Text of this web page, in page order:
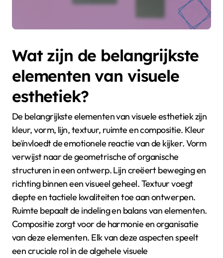
Wat zijn de belangrijkste
elementen van visuele
esthetiek?
De belangrijkste elementen van visuele esthetiek zijn
kleur, vorm, lijn, textuur, ruimte en compositie. Kleur
beïnvloedt de emotionele reactie van de kijker. Vorm
verwijst naar de geometrische of organische
structuren in een ontwerp. Lijn creëert beweging en
richting binnen een visueel geheel. Textuur voegt
diepte en tactiele kwaliteiten toe aan ontwerpen.
Ruimte bepaalt de indeling en balans van elementen.
Compositie zorgt voor de harmonie en organisatie
van deze elementen. Elk van deze aspecten speelt
een cruciale rol in de algehele visuele